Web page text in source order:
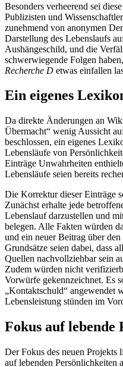
Besonders verheerend sei
Publizisten und
zunehmend von anonymen
Darstellung des Lebenslaufs
Aushängeschild, und die
schwerwiegende Folgen
Recherche D etwas einfallen
Ein eigenes
Da direkte Änderungen an
Übermacht“ wenig Aussicht
beschlossen, ein eigenes
Lebensläufe von
Einträge Unwahrheiten
Lebensläufe seien bereits
Die Korrektur dieser Einträge
Zunächst erhalte jede
Lebenslauf darzustellen und
belegen. Alle Fakten würden
und ein neuer Beitrag über
Grundsätze seien dabei, dass
Quellen nachvollziehbar sein
Zudem würden nicht
Vorwürfe gekennzeichnet. Es
„Kontaktschuld“ angewendet
Lebensleistung stünden im
Fokus auf lebende
Der Fokus des neuen Projekts
auf lebenden Persönlichkeiten